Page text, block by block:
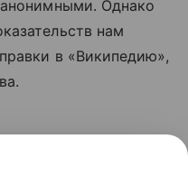
Однако
нам
в «Википедию»,
о том, что не